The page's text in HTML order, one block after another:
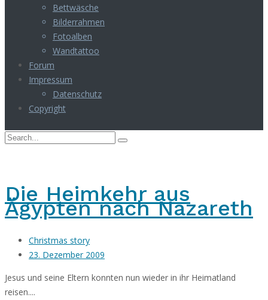
Bettwäsche
Bilderrahmen
Fotoalben
Wandtattoo
Forum
Impressum
Datenschutz
Copyright
Die Heimkehr aus
Ägypten nach Nazareth
Christmas story
23. Dezember 2009
Jesus und seine Eltern konnten nun wieder in ihr Heimatland
reisen....